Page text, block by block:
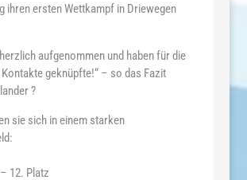
ihren ersten Wettkampf in Driewegen
aufgenommen und haben für die
geknüpfte!“ – so das Fazit
?
sie sich in einem starken
12. Platz